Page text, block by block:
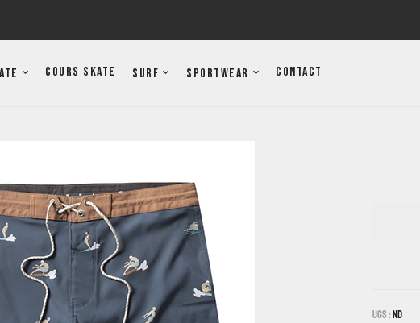
Cours Skate Surf Sportwear Contact
UGS : ND